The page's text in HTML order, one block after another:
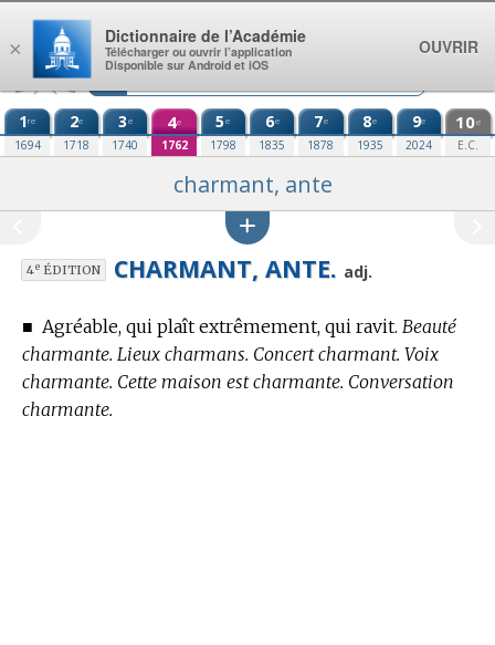
Aller au contenu
1re
1694
2e
1718
3e
1740
4e
1762
5e
1798
6e
1835
7e
1878
8e
1935
9e
2024
10e
E.C.
charmant, ante
4eÉDITION CHARMANT, ANTE. adj.
■ Agréable, qui plaît extrêmement, qui ravit. Beauté
charmante. Lieux charmans. Concert charmant. Voix
charmante. Cette maison est charmante. Conversation
charmante.
×
Dictionnaire de l’Académie
Télécharger ou ouvrir l’application
Disponible sur Android et iOS
OUVRIR